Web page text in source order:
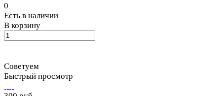
0
Есть в наличии
В корзину
Советуем
Быстрый просмотр